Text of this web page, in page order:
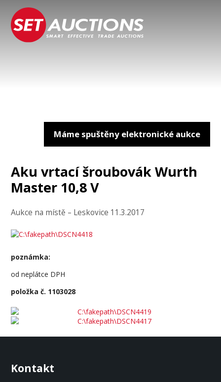
Máme spuštěny elektronické aukce
Aku vrtací šroubovák Wurth
Master 10,8 V
Aukce na místě – Leskovice 11.3.2017
poznámka:
od neplátce DPH
položka č. 1103028
Kontakt